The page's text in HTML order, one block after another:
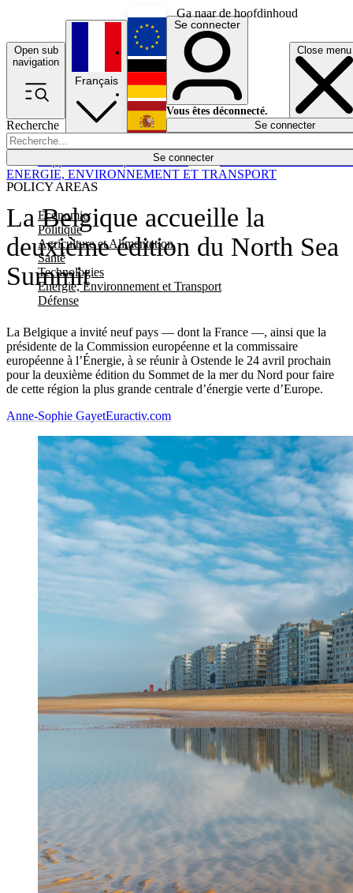
Ga naar de hoofdinhoud
Open sub
navigation
Close menu
Recherche
Se connecter
POLICY AREAS
Economie
Politique
Agriculture et Alimentation
Santé
Technologies
Energie, Environnement et Transport
Défense
Économie
Français
English
Deutsch
Español
Se connecter
Vous êtes déconnecté.
Se connecter
La Belgique accueille la
deuxième édition du North Sea
Summit
La Belgique a invité neuf pays — dont la France —, ainsi que la
présidente de la Commission européenne et la commissaire
européenne à l’Énergie, à se réunir à Ostende le 24 avril prochain
pour la deuxième édition du Sommet de la mer du Nord pour faire
de cette région la plus grande centrale d’énergie verte d’Europe.
ENERGIE, ENVIRONNEMENT ET TRANSPORT
Anne-Sophie GayetEuractiv.com